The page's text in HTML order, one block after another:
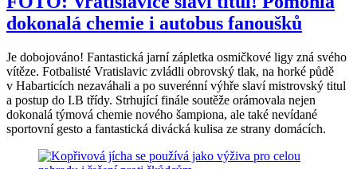
dokonalá chemie i autobus fanoušků
Je dobojováno! Fantastická jarní zápletka osmičkové ligy zná svého
vítěze. Fotbalisté Vratislavic zvládli obrovský tlak, na horké půdě
v Habarticích nezaváhali a po suverénní výhře slaví mistrovský titul
a postup do I.B třídy. Strhující finále soutěže orámovala nejen
dokonalá týmová chemie nového šampiona, ale také nevídané
sportovní gesto a fantastická divácká kulisa ze strany domácích.